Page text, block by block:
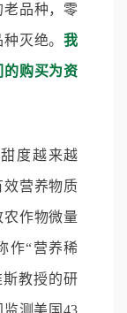
品种，零
种灭绝。我
购买为资
度越来越
营养物质
作物微量
作“营养稀
教授的研
监测美国43